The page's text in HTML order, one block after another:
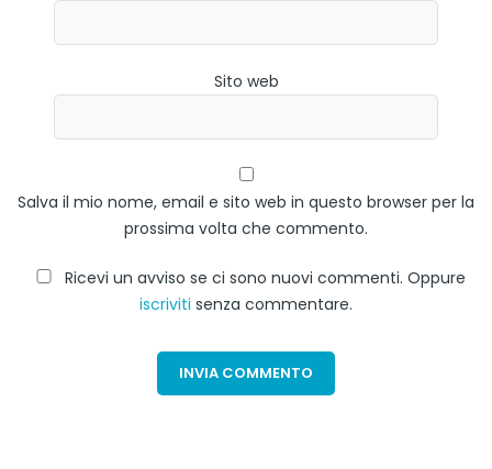
Sito web
Salva il mio nome, email e sito web in questo browser per la
prossima volta che commento.
Ricevi un avviso se ci sono nuovi commenti. Oppure
iscriviti senza commentare.